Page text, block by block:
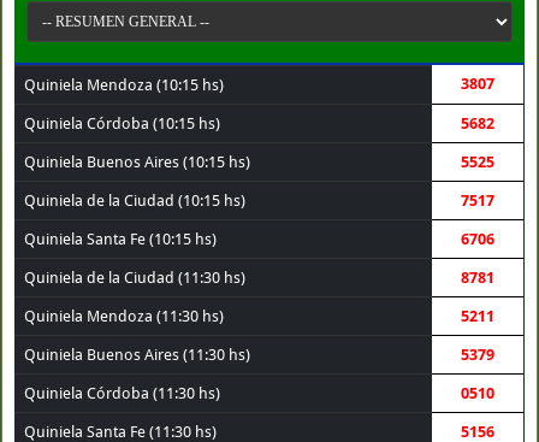
Quiniela Mendoza (10:15 hs) 3807
Quiniela Córdoba (10:15 hs) 5682
Quiniela Buenos Aires (10:15 hs) 5525
Quiniela de la Ciudad (10:15 hs) 7517
Quiniela Santa Fe (10:15 hs) 6706
Quiniela de la Ciudad (11:30 hs) 8781
Quiniela Mendoza (11:30 hs) 5211
Quiniela Buenos Aires (11:30 hs) 5379
Quiniela Córdoba (11:30 hs) 0510
Quiniela Santa Fe (11:30 hs) 5156